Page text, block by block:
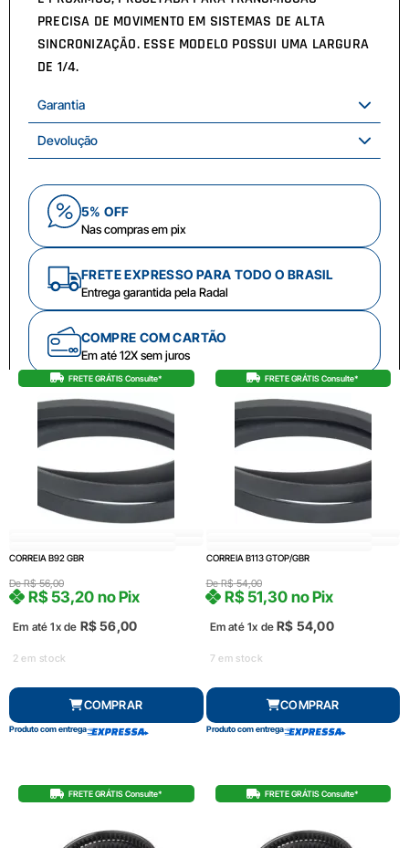
PRECISA DE MOVIMENTO EM SISTEMAS DE ALTA
SINCRONIZAÇÃO. ESSE MODELO POSSUI UMA LARGURA
DE 1/4.
Garantia
Devolução
5% OFF
Nas compras em pix
FRETE EXPRESSO PARA TODO O BRASIL
Entrega garantida pela Radal
COMPRE COM CARTÃO
Em até 12X sem juros
FRETE GRÁTIS Consulte*
CORREIA B92 GBR
DeR$56,00
Em até 1x de R$56,00
R$53,20 no Pix
2 em stock
COMPRAR
Produto com entrega
FRETE GRÁTIS Consulte*
CORREIA B113 GTOP/GBR
DeR$54,00
Em até 1x deR$ 54,00
R$ 51,30 no Pix
7 em stock
COMPRAR
Produto com entrega
FRETE GRÁTIS Consulte* FRETE GRÁTIS Consulte*